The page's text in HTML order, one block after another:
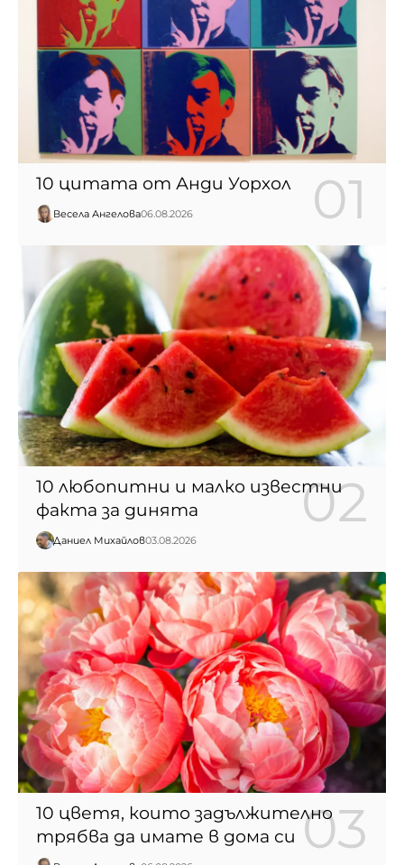
10 цитата от Анди Уорхол
Весела Ангелова06.08.2026
10 любопитни и малко известни
факта за динята
Даниел Михайлов03.08.2026
10 цветя, които задължително
трябва да имате в дома си